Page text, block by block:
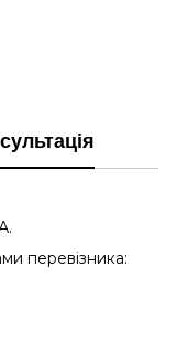
перевізника: